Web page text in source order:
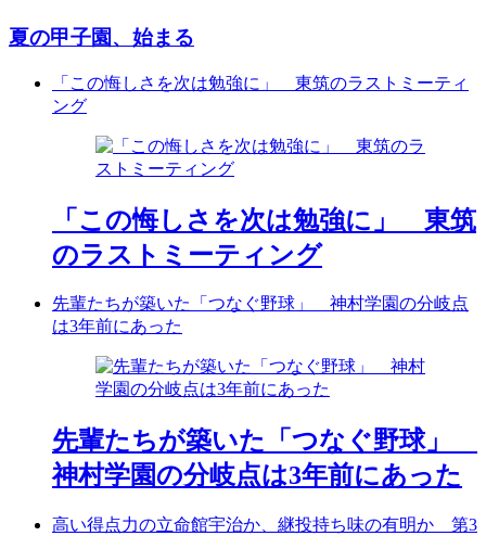
夏の甲子園、始まる
「この悔しさを次は勉強に」 東筑のラストミーティ
ング
「この悔しさを次は勉強に」 東筑
のラストミーティング
先輩たちが築いた「つなぐ野球」 神村学園の分岐点
は3年前にあった
先輩たちが築いた「つなぐ野球」
神村学園の分岐点は3年前にあった
高い得点力の立命館宇治か、継投持ち味の有明か 第3